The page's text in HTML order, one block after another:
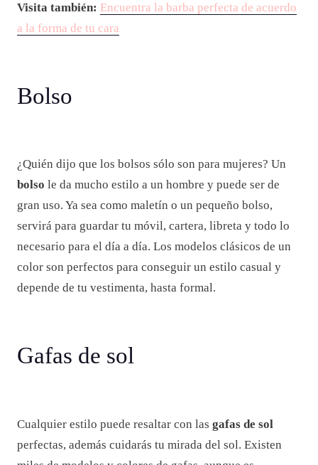
Visita también: Encuentra la barba perfecta de acuerdo
a la forma de tu cara
Bolso
¿Quién dijo que los bolsos sólo son para mujeres? Un
bolso le da mucho estilo a un hombre y puede ser de
gran uso. Ya sea como maletín o un pequeño bolso,
servirá para guardar tu móvil, cartera, libreta y todo lo
necesario para el día a día. Los modelos clásicos de un
color son perfectos para conseguir un estilo casual y
depende de tu vestimenta, hasta formal.
Gafas de sol
Cualquier estilo puede resaltar con las gafas de sol
perfectas, además cuidarás tu mirada del sol. Existen